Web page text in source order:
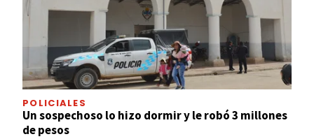
POLICIALES
Un sospechoso lo hizo dormir y le robó 3 millones
de pesos